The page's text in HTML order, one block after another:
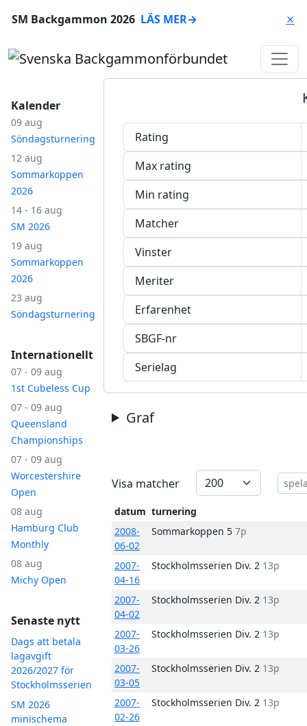
SM Backgammon 2026 LÄS MER→ ⨯
Kalender
09 aug
Söndagsturnering
12 aug
Sommarkoppen
2026
14 - 16 aug
SM 2026
19 aug
Sommarkoppen
2026
23 aug
Söndagsturnering
Internationellt
07 - 09 aug
1st Cubeless Cup
07 - 09 aug
Queensland
Championships
07 - 09 aug
Worcestershire
Open
08 aug
Hamburg Club
Monthly
08 aug
Michy Open
Senaste nytt
Dags att betala
lagavgift
2026/2027 för
Stockholmsserien
SM 2026
minischema
Rating
Max rating
Min rating
Matcher
Vinster
Meriter
Erfarenhet
SBGF-nr
Serielag
Graf
Visa matcher
datum turnering
2008-
06-02
Sommarkoppen 5 7p
2007-
04-16
Stockholmsserien Div. 2 13p
2007-
04-02
Stockholmsserien Div. 2 13p
2007-
03-26
Stockholmsserien Div. 2 13p
2007-
03-05
Stockholmsserien Div. 2 13p
2007-
02-26
Stockholmsserien Div. 2 13p